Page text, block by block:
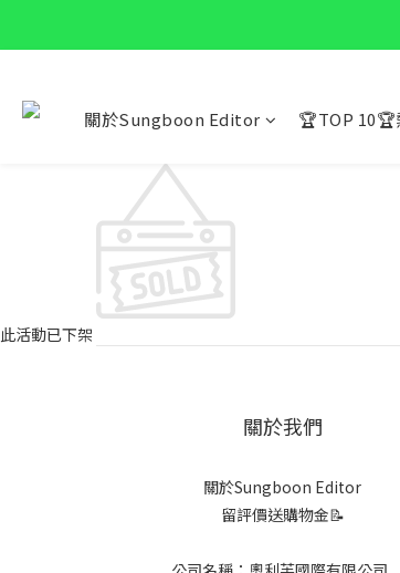
關於Sungboon Editor 🏆TOP 10🏆
此活動已下架
關於我們
關於Sungboon Editor
留評價送購物金📝